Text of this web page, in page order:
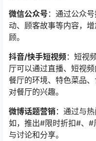
微信公众号 ：通过公众
动、顾客故事等内容，
顾。
抖音/快手短视频：短视
厅可以通过直播、短视
餐厅的环境、特色菜品
对餐厅的兴趣。
微博话题营销：通过与
如，推出#限时折扣#、
与讨论和分享。